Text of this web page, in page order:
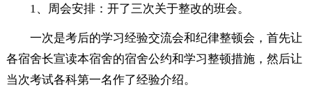
1、周会安排：开了三次关于整改的班会。
一次是考后的学习经验交流会和纪律整顿会，首先让
各宿舍长宣读本宿舍的宿舍公约和学习整顿措施，然后让
当次考试各科第一名作了经验介绍。